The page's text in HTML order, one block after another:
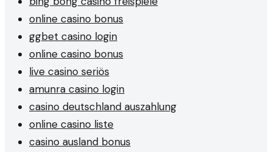
online casino bonus
ggbet casino login
online casino bonus
live casino seriös
amunra casino login
casino deutschland auszahlung
online casino liste
casino ausland bonus